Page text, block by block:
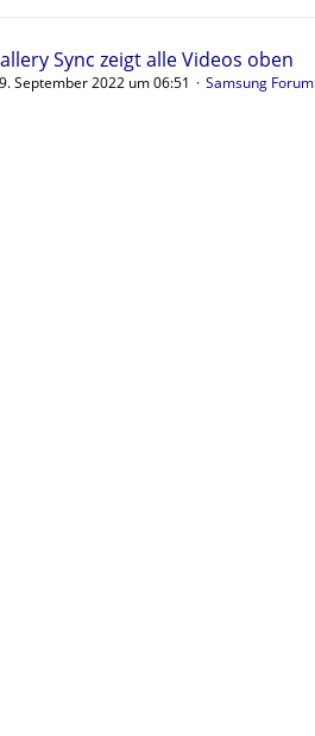
Sync zeigt alle Videos oben
September 2022 um 06:51 Samsung Forum